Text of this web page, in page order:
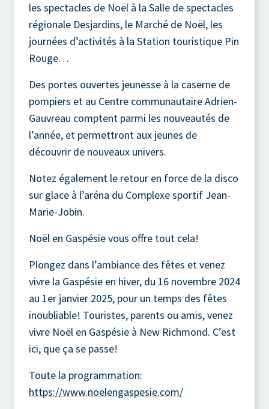
les spectacles de Noël à la Salle de spectacles
régionale Desjardins, le Marché de Noël, les
journées d’activités à la Station touristique Pin
Rouge…
Des portes ouvertes jeunesse à la caserne de
pompiers et au Centre communautaire Adrien-
Gauvreau comptent parmi les nouveautés de
l’année, et permettront aux jeunes de
découvrir de nouveaux univers.
Notez également le retour en force de la disco
sur glace à l’aréna du Complexe sportif Jean-
Marie-Jobin.
Noël en Gaspésie vous offre tout cela!
Plongez dans l’ambiance des fêtes et venez
vivre la Gaspésie en hiver, du 16 novembre 2024
au 1er janvier 2025, pour un temps des fêtes
inoubliable! Touristes, parents ou amis, venez
vivre Noël en Gaspésie à New Richmond. C’est
ici, que ça se passe!
Toute la programmation:
https://www.noelengaspesie.com/